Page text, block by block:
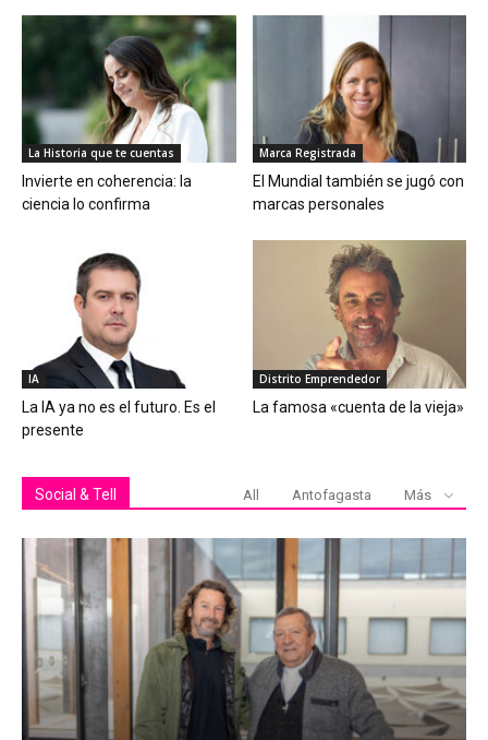
La Historia que te cuentas
Invierte en coherencia: la
ciencia lo confirma
Marca Registrada
El Mundial también se jugó con
marcas personales
IA
La IA ya no es el futuro. Es el
presente
Distrito Emprendedor
La famosa «cuenta de la vieja»
Social & Tell All Antofagasta Más